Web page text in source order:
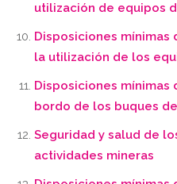
utilización de equipos
Disposiciones mínimas
la utilización de los
Disposiciones mínimas
bordo de los buques
Seguridad y salud de
actividades mineras